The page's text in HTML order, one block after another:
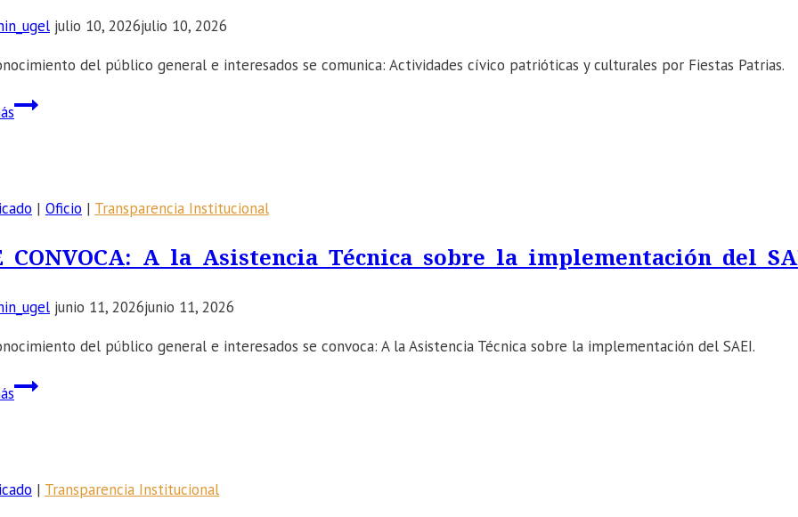
DEL
Y
DEL
CON
EL
FIN
DE
UN
ENTORNO
TRABAJO
LIBRE
julio 10, 2026julio 10, 2026
del público general e interesados se comunica: Actividades cívico patrióticas y culturales por Fiestas Patrias.
📣
cívico
patrióticas
y
culturales
Fiestas
Patrias.
| Oficio | Transparencia Institucional
CONVOCA: A la Asistencia Técnica sobre la implementación del
junio 11, 2026junio 11, 2026
del público general e interesados se convoca: A la Asistencia Técnica sobre la implementación del SAEI.
📣
la
Asistencia
| Transparencia Institucional